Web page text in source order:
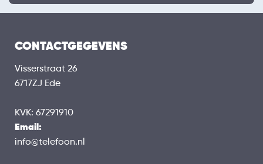
CONTACTGEGEVENS
Visserstraat 26
6717ZJ Ede
KVK: 67291910
Email:
info@telefoon.nl